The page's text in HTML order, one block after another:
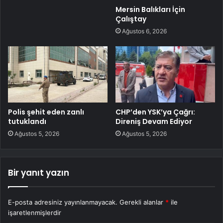
Mersin Balıkları İçin
Çalıştay
Ağustos 6, 2026
Polis şehit eden zanlı
tutuklandı
Ağustos 5, 2026
CHP’den YSK’ya Çağrı:
Direniş Devam Ediyor
Ağustos 5, 2026
Bir yanıt yazın
E-posta adresiniz yayınlanmayacak. Gerekli alanlar * ile
işaretlenmişlerdir